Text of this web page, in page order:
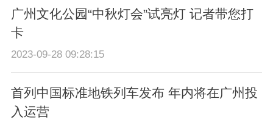
广州文化公园“中秋灯会”试亮灯 记者带您打
卡
2023-09-28 09:28:15
首列中国标准地铁列车发布 年内将在广州投
入运营